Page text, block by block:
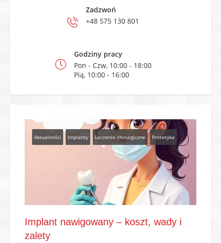
Zadzwoń
+48 575 130 801
Godziny pracy
Pon - Czw, 10:00 - 18:00
Pią, 10:00 - 16:00
Aktualności Implanty Leczenie chirurgiczne Protetyka
Implant nawigowany – koszt, wady i
zalety